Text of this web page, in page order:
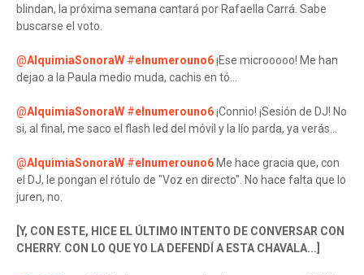
blindan, la próxima semana cantará por Rafaella Carrá. Sabe
buscarse el voto.
@AlquimiaSonoraW #elnumerouno6¡Ese microoooo! Me han
dejao a la Paula medio muda, cachis en tó...
@AlquimiaSonoraW #elnumerouno6¡Connio! ¡Sesión de DJ! No
si, al final, me saco el flash led del móvil y la lío parda, ya verás...
@AlquimiaSonoraW #elnumerouno6 Me hace gracia que, con
el DJ, le pongan el rótulo de "Voz en directo". No hace falta que lo
juren, no.
[Y, CON ESTE, HICE EL ÚLTIMO INTENTO DE CONVERSAR CON
CHERRY. CON LO QUE YO LA DEFENDÍ A ESTA CHAVALA...]